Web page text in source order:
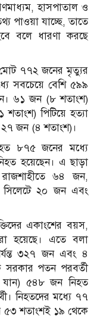
হাসপাতাল ও
পাওয়া যাচ্ছে, তাতে
বলে ধারণা করছে
৭৭২ জনের মৃত্যুর
সবচেয়ে বেশি ৫৯৯
৬১ জন (৮ শতাংশ)
পিটিয়ে হত্যা
২৭ জন (৪ শতাংশ)।
৮৭৫ জনের মধ্যে
হয়েছেন। এ ছাড়া
৬৪ জন,
২০ জন এবং
একাংশের বয়স,
হয়েছে। এতে বলা
৩২৭ জন এবং ৪
সরকার পতন পরবর্তী
যান) ৫৪৮ জন নিহত
নিহতদের মধ্যে ৭৭
৫৩ শতাংশই ১৯ থেকে